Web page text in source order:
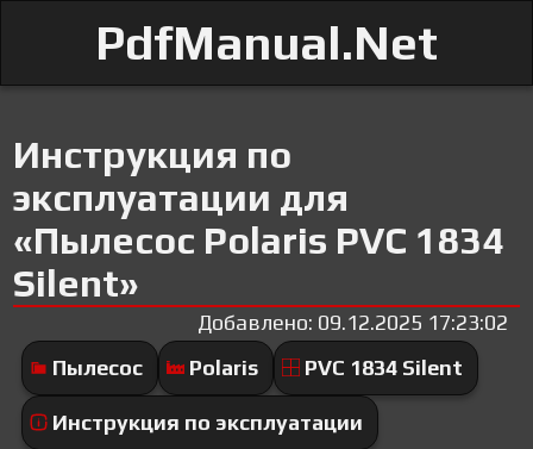
PdfManual.Net
Инструкция по
эксплуатации для
«Пылесос Polaris PVC 1834
Silent»
Добавлено: 09.12.2025 17:23:02
Пылесос
Polaris PVC 1834 Silent
Инструкция по эксплуатации